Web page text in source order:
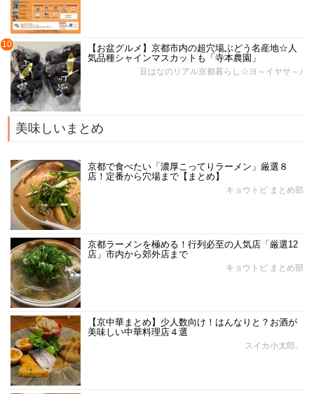
10
【お盆グルメ】京都市内の超穴場ぶどう名産地☆人
気品種シャインマスカットも「寺本農園」
豆はなのリアル京都暮らし☆ヨ～イヤサ～♪
美味しいまとめ
京都で食べたい「濃厚こってりラーメン」厳選８
店！定番から穴場まで【まとめ】
キョウトピ まとめ部
京都ラーメンを極める！行列必至の人気店「厳選12
店」市内から郊外店まで
キョウトピ まとめ部
【京中華まとめ】少人数向け！はんなりと？お酒が
美味しい中華料理店４選
スイカ小太郎。